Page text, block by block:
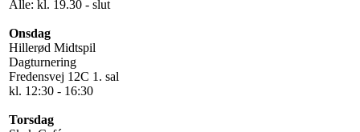
Alle: kl. 19.30 - slut
Onsdag
Hillerød Midtspil
Dagturnering
Fredensvej 12C 1. sal
kl. 12:30 - 16:30
Torsdag